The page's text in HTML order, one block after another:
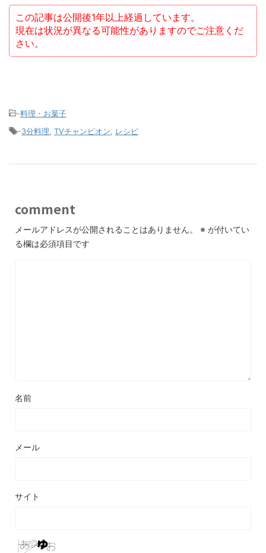
この記事は公開後1年以上経過しています。
現在は状況が異なる可能性がありますのでご注意くだ
さい。
-料理・お菓子
-3分料理, TVチャンピオン, レシピ
comment
メールアドレスが公開されることはありません。 ※ が付いてい
る欄は必須項目です
名前
メール
サイト